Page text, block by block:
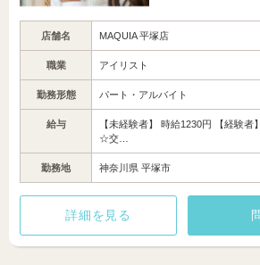
店舗名 MAQUIA 平塚店
職業 アイリスト
勤務形態 パート・アルバイト
給与
【未経験者】 時給1230円 【経験
☆交…
勤務地 神奈川県 平塚市
詳細を見る